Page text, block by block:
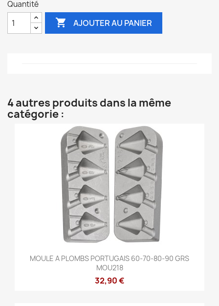
Quantité
 AJOUTER AU PANIER
4 autres produits dans la même
catégorie :
MOULE A PLOMBS PORTUGAIS 60-70-80-90 GRS
MOU218
32,90 €